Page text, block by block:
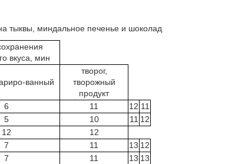
тыквы, миндальное печенье и шоколад
вкуса, мин
ванный
творог,
творожный
продукт
6 11 12 11
5
10 11 12
12 12
7 11 13 12
7
11 13 13